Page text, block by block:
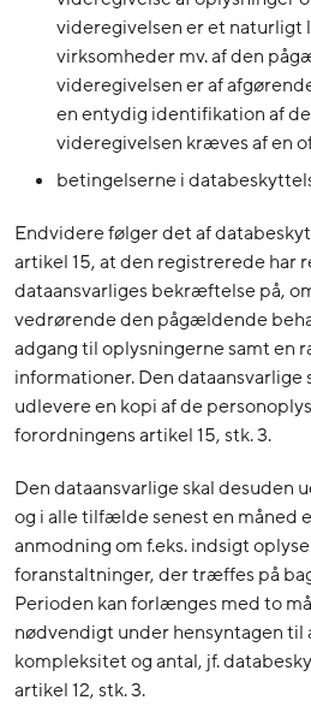
videregivelsen er et naturligt
virksomheder mv. af den
videregivelsen er af
en entydig identifikation af
videregivelsen kræves af en
betingelserne i
Endvidere følger det af
artikel 15, at den registrerede har
dataansvarliges bekræftelse på,
vedrørende den pågældende
adgang til oplysningerne samt en
informationer. Den dataansvarlige
udlevere en kopi af de
forordningens artikel 15, stk. 3.
Den dataansvarlige skal desuden
og i alle tilfælde senest en måned
anmodning om f.eks. indsigt
foranstaltninger, der træffes på
Perioden kan forlænges med to
nødvendigt under hensyntagen til
kompleksitet og antal, jf.
artikel 12, stk. 3.